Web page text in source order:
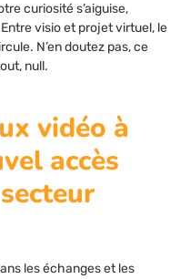
curiosité s’aiguise,
Entre visio et projet virtuel, le
N’en doutez pas, ce
null.
vidéo à
accès
les échanges et les